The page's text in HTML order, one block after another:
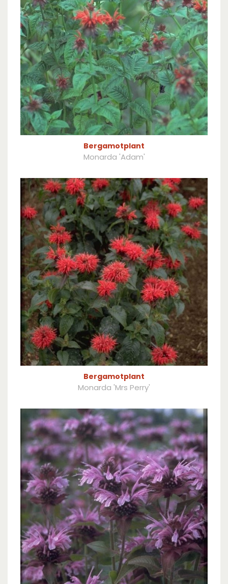
Bergamotplant
Monarda 'Adam'
Bergamotplant
Monarda 'Mrs Perry'